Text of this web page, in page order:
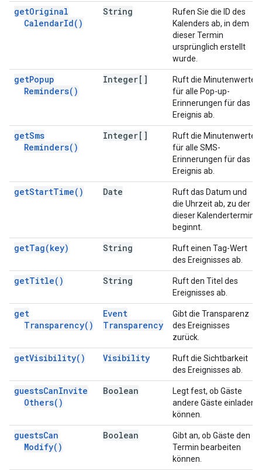
getOriginal
CalendarId( )
String
Rufen Sie die ID des
Kalenders ab, in dem
dieser Termin
ursprünglich erstellt
wurde.
getPopup
Reminders( )
Integer[]
Ruft die Minutenwerte
für alle Pop-up-
Erinnerungen für das
Ereignis ab.
getSms
Reminders( )
Integer[]
Ruft die Minutenwerte
für alle SMS-
Erinnerungen für das
Ereignis ab.
getStartTime( ) Date
Ruft das Datum und
die Uhrzeit ab, zu der
dieser Kalendertermin
beginnt.
getTag(key) String
Ruft einen Tag-Wert
des Ereignisses ab.
getTitle( ) String
Ruft den Titel des
Ereignisses ab.
get
Transparency( )
Event
Transparency
Gibt die Transparenz
des Ereignisses
zurück.
getVisibility( ) Visibility
Ruft die Sichtbarkeit
des Ereignisses ab.
guestsCanInvite
Others( )
Boolean
Legt fest, ob Gäste
andere Gäste einladen
können.
guestsCan
Modify( )
Boolean
Gibt an, ob Gäste den
Termin bearbeiten
können.